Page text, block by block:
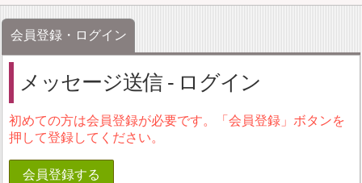
会員登録・ログイン
メッセージ送信 - ログイン
初めての方は会員登録が必要です。「会員登録」ボタンを
押して登録してください。
会員登録する